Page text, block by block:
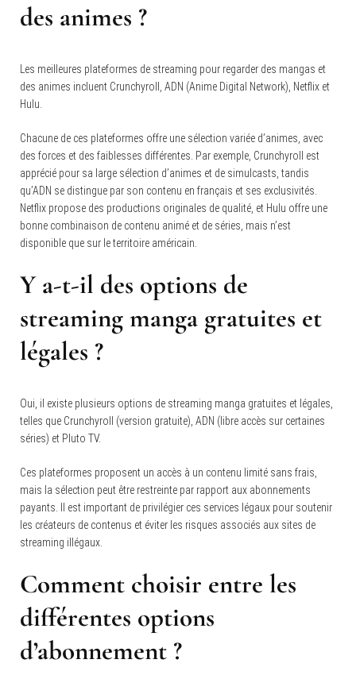
des animes ?
Les meilleures plateformes de streaming pour regarder des mangas et
des animes incluent Crunchyroll, ADN (Anime Digital Network), Netflix et
Hulu.
Chacune de ces plateformes offre une sélection variée d’animes, avec
des forces et des faiblesses différentes. Par exemple, Crunchyroll est
apprécié pour sa large sélection d’animes et de simulcasts, tandis
qu’ADN se distingue par son contenu en français et ses exclusivités.
Netflix propose des productions originales de qualité, et Hulu offre une
bonne combinaison de contenu animé et de séries, mais n’est
disponible que sur le territoire américain.
Y a-t-il des options de
streaming manga gratuites et
légales ?
Oui, il existe plusieurs options de streaming manga gratuites et légales,
telles que Crunchyroll (version gratuite), ADN (libre accès sur certaines
séries) et Pluto TV.
Ces plateformes proposent un accès à un contenu limité sans frais,
mais la sélection peut être restreinte par rapport aux abonnements
payants. Il est important de privilégier ces services légaux pour soutenir
les créateurs de contenus et éviter les risques associés aux sites de
streaming illégaux.
Comment choisir entre les
différentes options
d’abonnement ?